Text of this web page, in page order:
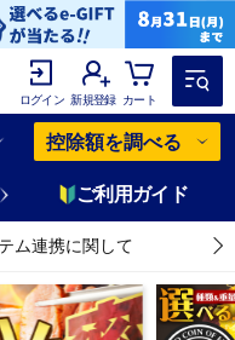
ログイン 新規登録 カート
控除額を調べる
ご利用ガイド
ム連携に関して